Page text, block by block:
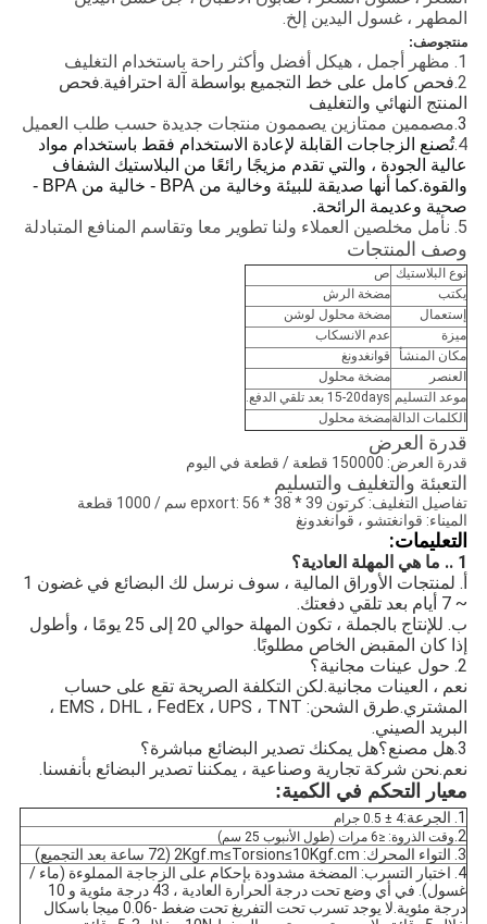
المطهر ، غسول اليدين إلخ.
منتجوصف:
1. مظهر أجمل ، هيكل أفضل وأكثر راحة باستخدام التغليف
2.
المنتج النهائي والتغليف
3.مصممين ممتازين يصممون منتجات جديدة حسب طلب العميل
4. تُصنع الزجاجات القابلة لإعادة الاستخدام فقط باستخدام مواد
عالية الجودة ، والتي تقدم مزيجًا رائعًا من البلاستيك الشفاف
والقوة.كما أنها صديقة للبيئة وخالية من BPA - خالية من BPA -
صحية وعديمة الرائحة.
5. نأمل مخلصين العملاء ولنا تطوير معا وتقاسم المنافع المتبادلة
وصف المنتجات
نوع البلاستيك ص
يكتب
مضخة الرش
إستعمال
مضخة محلول لوشن
ميزة
عدم الانسكاب
مكان المنشأ
قوانغدونغ
العنصر
مضخة محلول
موعد التسليم 15-20days بعد تلقي الدفع.
الكلمات الدالةمضخة محلول
قدرة العرض
قدرة العرض: 150000 قطعة / قطعة في اليوم
التعبئة والتغليف والتسليم
تفاصيل التغليف: كرتون epxort: 56 * 38 * 39 سم / 1000 قطعة
الميناء: قوانغتشو ، قوانغدونغ
التعليمات:
1 .. ما هي المهلة العادية؟
أ. لمنتجات الأوراق المالية ، سوف نرسل لك البضائع في غضون 1
~ 7 أيام بعد تلقي دفعتك.
ب. للإنتاج بالجملة ، تكون المهلة حوالي 20 إلى 25 يومًا ، وأطول
إذا كان المقبض الخاص مطلوبًا.
2. حول عينات مجانية؟
البريد الصيني.
3.هل مصنع؟هل يمكنك تصدير البضائع مباشرة؟
نعم.نحن شركة تجارية وصناعية ، يمكننا تصدير البضائع بأنفسنا.
معيار التحكم في الكمية:
1. الجرعة: 4 ± 0.5 جرام
2. وقت الذروة: ≤6 مرات (طول الأنبوب 25 سم)
3. التواء المحرك: 2Kgf.m≤Torsion≤10Kgf.cm (72 ساعة بعد التجميع)
4. اختبار التسرب: المضخة مشدودة بإحكام على الزجاجة المملوءة (ماء /
غسول). في أي وضع تحت درجة الحرارة العادية ، 43 درجة مئوية و 10
درجة مئوية.لا يوجد تسرب تحت التفريغ تحت ضغط -0.06 ميجا باسكال